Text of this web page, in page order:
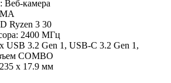
Веб-камера
Ryzen 3 30
2400 МГц
USB 3.2 Gen 1, USB-C 3.2 Gen 1,
COMBO
x 17.9 мм